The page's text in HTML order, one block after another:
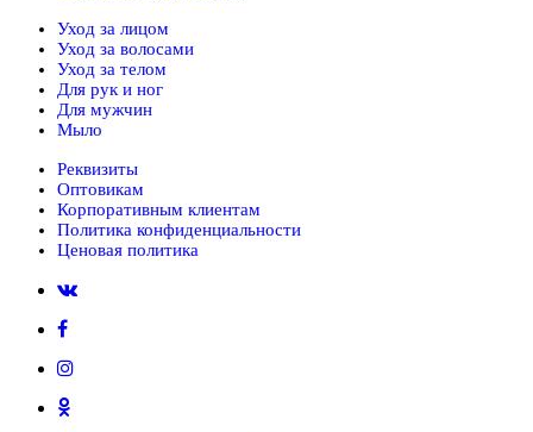
Уход за лицом
Уход за волосами
Уход за телом
Для рук и ног
Для мужчин
Мыло
Реквизиты
Оптовикам
Корпоративным клиентам
Политика конфиденциальности
Ценовая политика